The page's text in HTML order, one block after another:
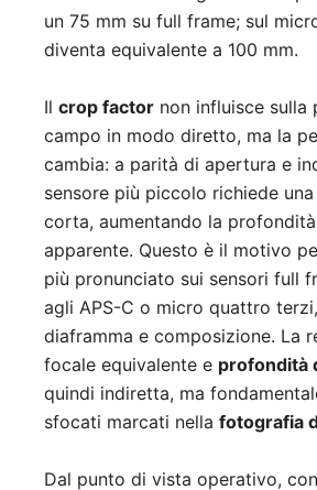
un 75 mm su full frame; sul
diventa equivalente a 100 mm.
Il crop factor non influisce sulla
campo in modo diretto, ma la
cambia: a parità di apertura e
sensore più piccolo richiede
corta, aumentando la
apparente. Questo è il motivo
più pronunciato sui sensori full
agli APS-C o micro quattro
diaframma e composizione. La
focale equivalente e profondità
quindi indiretta, ma
sfocati marcati nella fotografia
Dal punto di vista operativo,